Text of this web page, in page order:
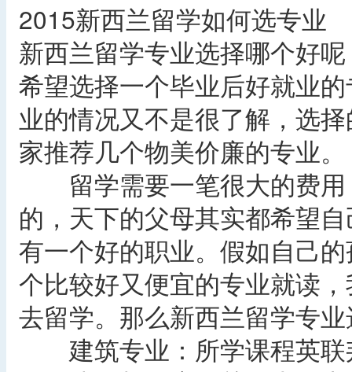
2015新西兰留学如何选专业
新西兰留学专业选择哪个好
希望选择一个毕业后好就业
业的情况又不是很了解，选
家推荐几个物美价廉的专业。
留学需要一笔很大的费用
的，天下的父母其实都希望
有一个好的职业。假如自己
个比较好又便宜的专业就读
去留学。那么新西兰留学专
建筑专业：所学课程英联